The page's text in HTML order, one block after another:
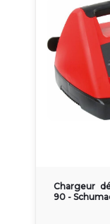
Chargeur
90 -